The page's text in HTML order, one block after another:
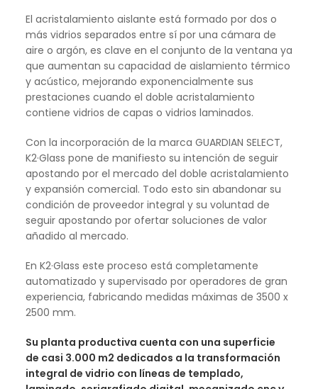
El acristalamiento aislante está formado por dos o
más vidrios separados entre sí por una cámara de
aire o argón, es clave en el conjunto de la ventana ya
que aumentan su capacidad de aislamiento térmico
y acústico, mejorando exponencialmente sus
prestaciones cuando el doble acristalamiento
contiene vidrios de capas o vidrios laminados.
Con la incorporación de la marca GUARDIAN SELECT,
K2·Glass pone de manifiesto su intención de seguir
apostando por el mercado del doble acristalamiento
y expansión comercial. Todo esto sin abandonar su
condición de proveedor integral y su voluntad de
seguir apostando por ofertar soluciones de valor
añadido al mercado.
En K2·Glass este proceso está completamente
automatizado y supervisado por operadores de gran
experiencia, fabricando medidas máximas de 3500 x
2500 mm.
Su planta productiva cuenta con una superficie
de casi 3.000 m2 dedicados a la transformación
integral de vidrio con líneas de templado,